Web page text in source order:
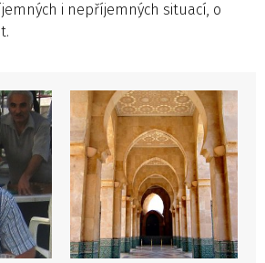
i nepříjemných situací, o